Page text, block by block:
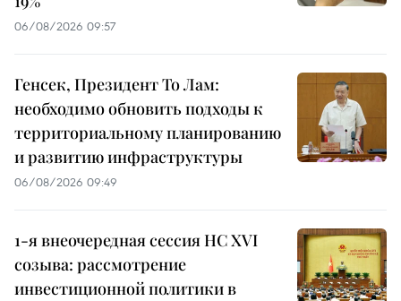
06/08/2026 09:57
Генсек, Президент То Лам:
необходимо обновить подходы к
территориальному планированию
и развитию инфраструктуры
06/08/2026 09:49
1-я внеочередная сессия НС XVI
созыва: рассмотрение
инвестиционной политики в